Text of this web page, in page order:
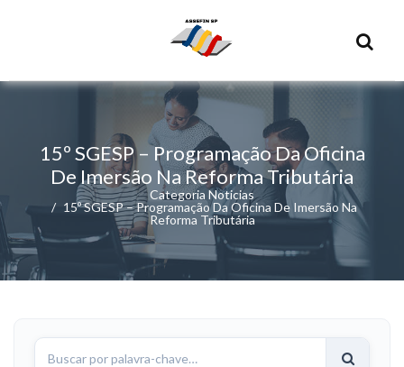
15º SGESP – Programação Da Oficina
De Imersão Na Reforma Tributária
Categoria Noticias
15º SGESP – Programação Da Oficina De Imersão Na
Reforma Tributária
Buscar
notícias